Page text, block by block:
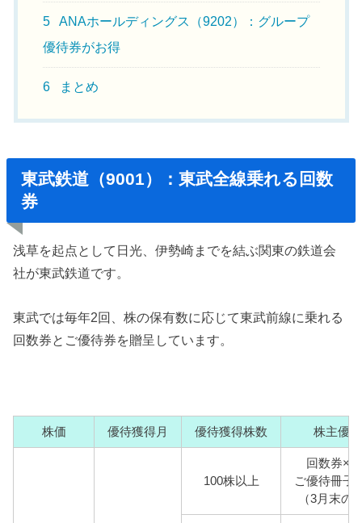
5
ANAホールディングス（9202）：グループ
優待券がお得
6 まとめ
東武鉄道（9001）：東武全線乗れる回数
券
浅草を起点として日光、伊勢崎までを結ぶ関東の鉄道会
社が東武鉄道です。
東武では毎年2回、株の保有数に応じて東武前線に乗れる
回数券とご優待券を贈呈しています。
株価 優待獲得月 優待獲得株数 株主優待
100株以上
回数券×2
ご優待冊子
（3月末の